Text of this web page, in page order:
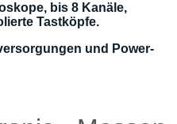
bis 8 Kanäle,
Tastköpfe.
und Power-